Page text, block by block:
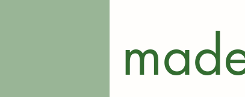
tarimas de madera precio